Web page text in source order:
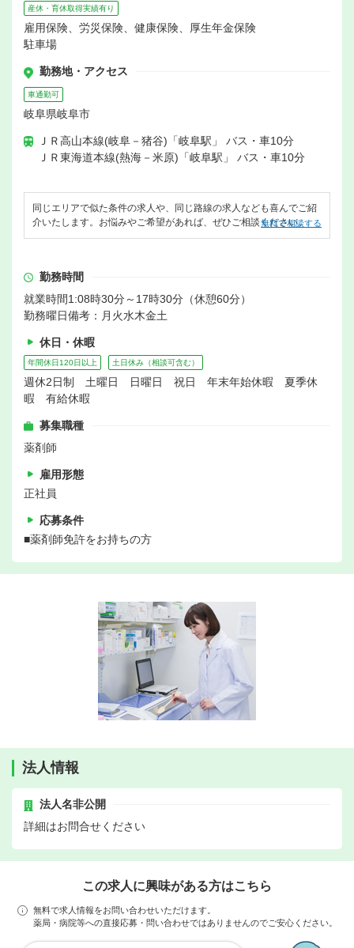
産休・育休取得実績有り
雇用保険、労災保険、健康保険、厚生年金保険
駐車場
勤務地・アクセス
車通勤可
岐阜県岐阜市
ＪＲ高山本線(岐阜－猪谷)「岐阜駅」 バス・車10分
ＪＲ東海道本線(熱海－米原)「岐阜駅」 バス・車10分
同じエリアで似た条件の求人や、同じ路線の求人なども喜んでご紹
介いたします。お悩みやご希望があれば、ぜひご相談ください。
無料で相談する
勤務時間
就業時間1:08時30分～17時30分（休憩60分）
勤務曜日備考：月火水木金土
休日・休暇
年間休日120日以上 土日休み（相談可含む）
週休2日制 土曜日 日曜日 祝日 年末年始休暇 夏季休
暇 有給休暇
募集職種
薬剤師
雇用形態
正社員
応募条件
■薬剤師免許をお持ちの方
法人情報
法人名非公開
詳細はお問合せください
この求人に興味がある方はこちら
無料で求人情報をお問い合わせいただけます。
薬局・病院等への直接応募・問い合わせではありませんのでご安心ください。